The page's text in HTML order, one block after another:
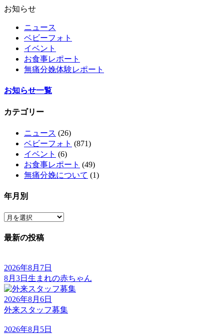
お知らせ
ニュース
ベビーフォト
イベント
お食事レポート
無痛分娩体験レポート
お知らせ一覧
カテゴリー
ニュース (26)
ベビーフォト (871)
イベント (6)
お食事レポート (49)
無痛分娩について (1)
年月別
最新の投稿
2026年8月7日
8月3日生まれの赤ちゃん
2026年8月6日
外来スタッフ募集
2026年8月5日